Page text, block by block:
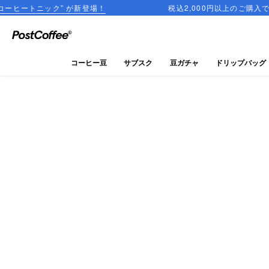
が新登場！ 税込2,000円以上のご購入で送料無料
close
コーヒー豆 サブスク 豆ガチャ ドリップバッグ